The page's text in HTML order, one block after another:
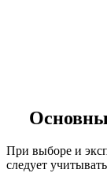
При выборе и
следует